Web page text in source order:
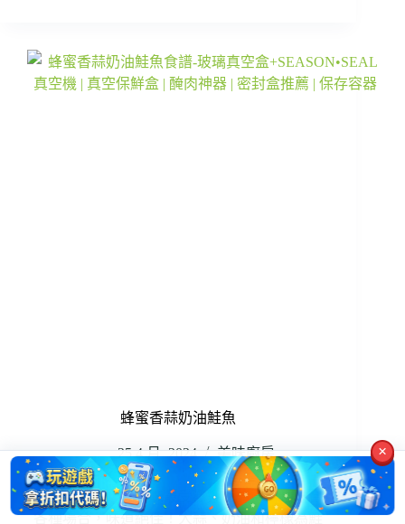
蜂蜜香蒜奶油鮭魚
25 4 月, 2024 美味廚房
鮭魚以大蒜奶油調味最受歡迎。這道料理適合
各種場合，味道絕佳！大蒜、奶油和檸檬為鮭
×